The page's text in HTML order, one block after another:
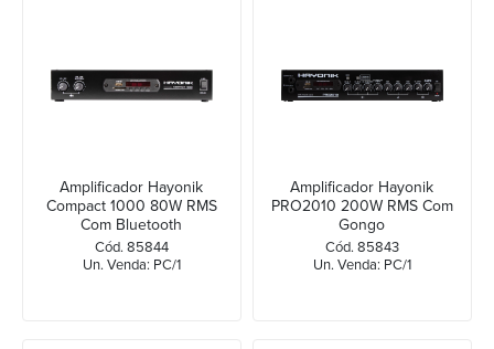
Amplificador Hayonik
Compact 1000 80W RMS
Com Bluetooth
Cód. 85844
Un. Venda: PC/1
Amplificador Hayonik
PRO2010 200W RMS Com
Gongo
Cód. 85843
Un. Venda: PC/1